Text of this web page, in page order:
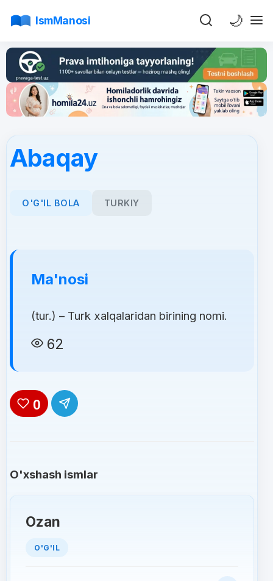
IsmManosi 🌙
Abaqay
O'G'IL BOLA TURKIY
Ma'nosi
(tur.) – Turk xalqalaridan birining nomi.
62
0
O'xshash ismlar
Ozan
O'G'IL